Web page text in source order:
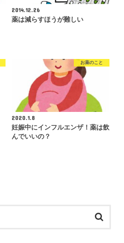
2014.12.26
薬は減らすほうが難しい
お薬のこと
2020.1.8
妊娠中にインフルエンザ！薬は飲
んでいいの？